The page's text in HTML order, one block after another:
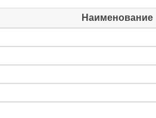
Наименование